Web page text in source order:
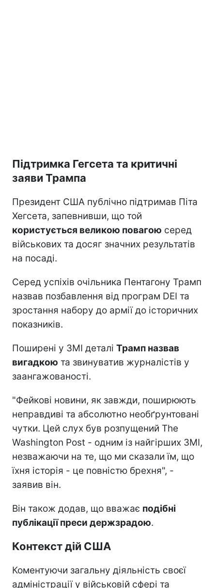
Підтримка Гегсета та критичні
заяви Трампа
Президент США публічно підтримав Піта
Хегсета, запевнивши, що той
користується великою повагою серед
військових та досяг значних результатів
на посаді.
Серед успіхів очільника Пентагону Трамп
назвав позбавлення від програм DEI та
зростання набору до армії до історичних
показників.
Поширені у ЗМІ деталі Трамп назвав
вигадкою та звинуватив журналістів у
заангажованості.
"Фейкові новини, як завжди, поширюють
неправдиві та абсолютно необґрунтовані
чутки. Цей слух був розпущений The
Washington Post - одним із найгірших ЗМІ,
незважаючи на те, що ми сказали їм, що
їхня історія - це повністю брехня", -
заявив він.
Він також додав, що вважає подібні
публікації преси держзрадою.
Контекст дій США
Коментуючи загальну діяльність своєї
адміністрації у військовій сфері та